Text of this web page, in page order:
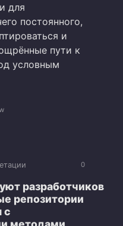
для
постоянного,
и
пути к
условным
0
разработчиков
репозитории
с